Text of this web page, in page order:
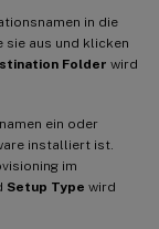
in die
sie aus und klicken
Folder wird
ein oder
installiert ist.
im
Setup Type wird